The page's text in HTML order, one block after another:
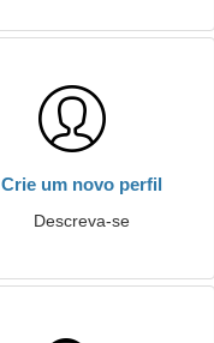
Crie um novo perfil
Descreva-se